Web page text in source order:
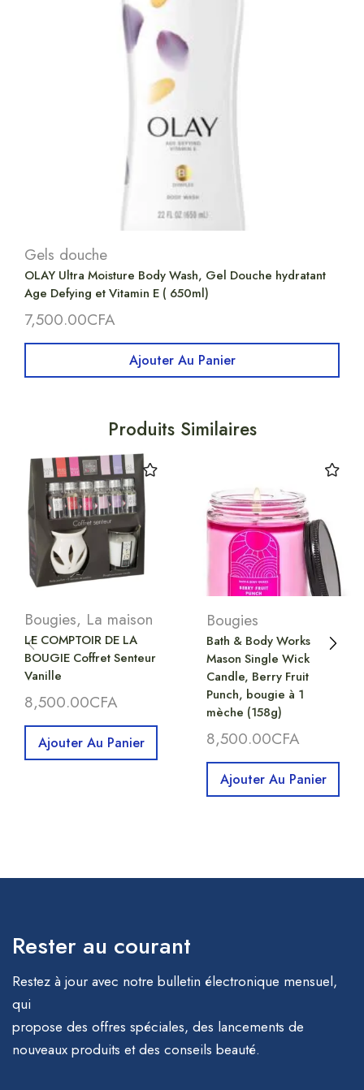
Gels douche
OLAY Ultra Moisture Body Wash, Gel Douche hydratant
Age Defying et Vitamin E ( 650ml)
7,500.00CFA
Ajouter Au Panier
Produits Similaires
Bougies, La maison
LE COMPTOIR DE LA
BOUGIE Coffret Senteur
Vanille
8,500.00CFA
Ajouter Au Panier
Bougies
Bath & Body Works
Mason Single Wick
Candle, Berry Fruit
Punch, bougie à 1
mèche (158g)
8,500.00CFA
Ajouter Au Panier
Rester au courant
Restez à jour avec notre bulletin électronique mensuel,
qui
propose des offres spéciales, des lancements de
nouveaux produits et des conseils beauté.